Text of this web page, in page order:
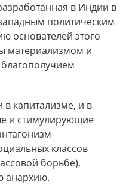
в Индии в
политическим
основателей этого
материализмом и
капитализме, и в
и стимулирующие
классов
борьбе),
анархию.